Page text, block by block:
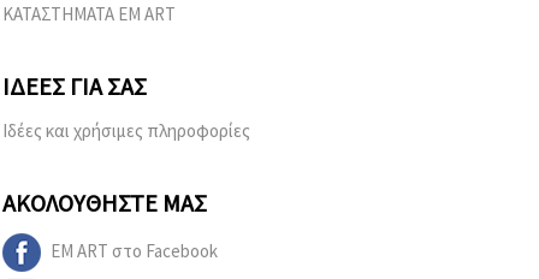
ΚΑΤΑΣΤΗΜΑΤΑ EM ART
ΙΔΈΕΣ ΓΙΑ ΣΑΣ
Ιδέες και χρήσιμες πληροφορίες
ΑΚΟΛΟΥΘΉΣΤΕ ΜΑΣ
EM ART στο Facebook